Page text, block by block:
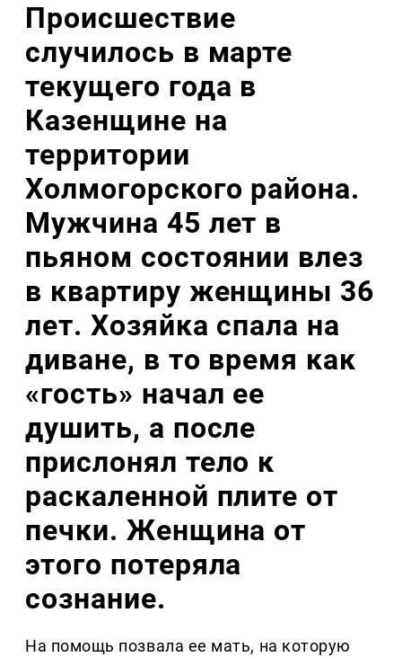
Происшествие
случилось в марте
текущего года в
Казенщине на
территории
Холмогорского района.
Мужчина 45 лет в
пьяном состоянии влез
в квартиру женщины 36
лет. Хозяйка спала на
диване, в то время как
«гость» начал ее
душить, а после
прислонял тело к
раскаленной плите от
печки. Женщина от
этого потеряла
сознание.
На помощь позвала ее мать, на которую